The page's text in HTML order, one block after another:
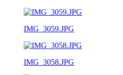
IMG_3059.JPG
IMG_3058.JPG